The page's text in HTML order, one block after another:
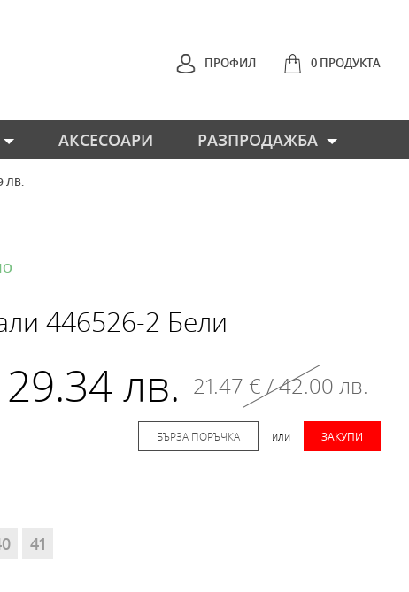
0 ПРОДУКТА
ПРОФИЛ
АКСЕСОАРИ РАЗПРОДАЖБА
ЛВ.
446526-2 Бели
лв. 21.47 € / 42.00 лв.
ЗАКУПИ
или
БЪРЗА ПОРЪЧКА
41